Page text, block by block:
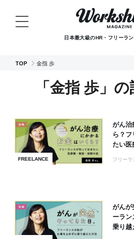
日本最大級のHR・フリーラ
TOP 金指 歩
「金指 歩」
FREELANCE
がん治
ら？フ
たい医
フリーラ
がんが
ーラン
乗り越